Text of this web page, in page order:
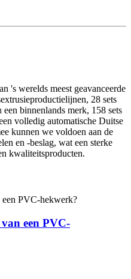
's werelds meest geavanceerde
28 sets
binnenlands merk, 158 sets
volledig automatische Duitse
kunnen we voldoen aan de
en -beslag, wat een sterke
kwaliteitsproducten.
een PVC-